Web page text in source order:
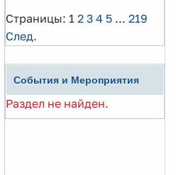
Страницы: 1 2 3 4 5 ... 219
След.
События и Мероприятия
Раздел не найден.